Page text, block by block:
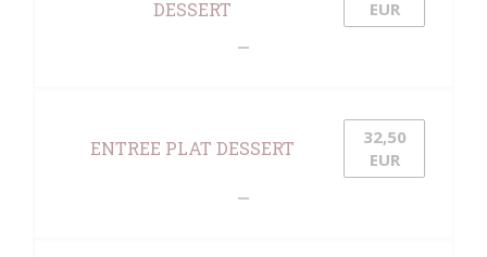
DESSERT
EUR
ENTREE PLAT DESSERT
32,50
EUR